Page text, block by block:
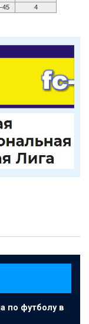
45 4
по футболу в